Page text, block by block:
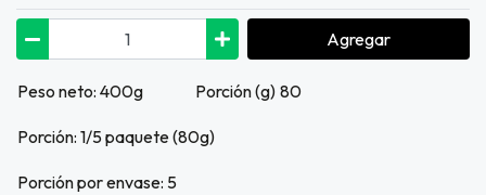
Agregar
Peso neto: 400g Porción (g) 80
Porción: 1/5 paquete (80g)
Porción por envase: 5